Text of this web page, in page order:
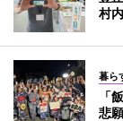
村
暮ら
「
悲